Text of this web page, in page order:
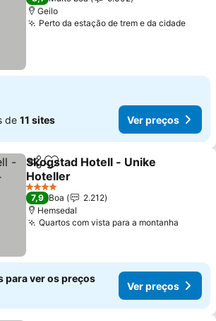
Geilo
Perto da estação de trem e da cidadeVer
de 11 sites Ver preços
PartilharAdicionar aos favoritos
Skogstad Hotell - Unike
Hoteller
Ver preços
4 Estrelas
7,9 Boa
2.212
Hemsedal
Quartos com vista para a montanha
para ver os preços
Ver preços